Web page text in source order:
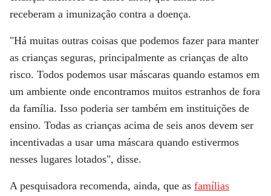
receberam a imunização contra a doença.
"Há muitas outras coisas que podemos fazer para manter
as crianças seguras, principalmente as crianças de alto
risco. Todos podemos usar máscaras quando estamos em
um ambiente onde encontramos muitos estranhos de fora
da família. Isso poderia ser também em instituições de
ensino. Todas as crianças acima de seis anos devem ser
incentivadas a usar uma máscara quando estivermos
nesses lugares lotados", disse.
A pesquisadora recomenda, ainda, que as famílias